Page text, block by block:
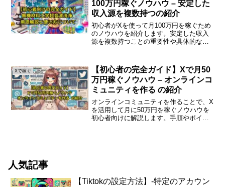
100万円稼ぐノウハウ – 安定した
収入源を複数持つの紹介
初心者がXを使って月100万円を稼ぐため
のノウハウを紹介します。安定した収入
源を複数持つことの重要性や具体的な方
ウXを利用して月100万円を稼ぐことは、
多くの人にと...
Xで稼ぐ
【初心者の完全ガイド】Xで月50
万円稼ぐノウハウ – オンラインコ
ミュニティを作る の紹介
オンラインコミュニティを作ることで、X
を活用して月に50万円を稼ぐノウハウを
初心者向けに解説します。手順やポイン
人気記事
【Tiktokの設定方法】-特定のアカウン